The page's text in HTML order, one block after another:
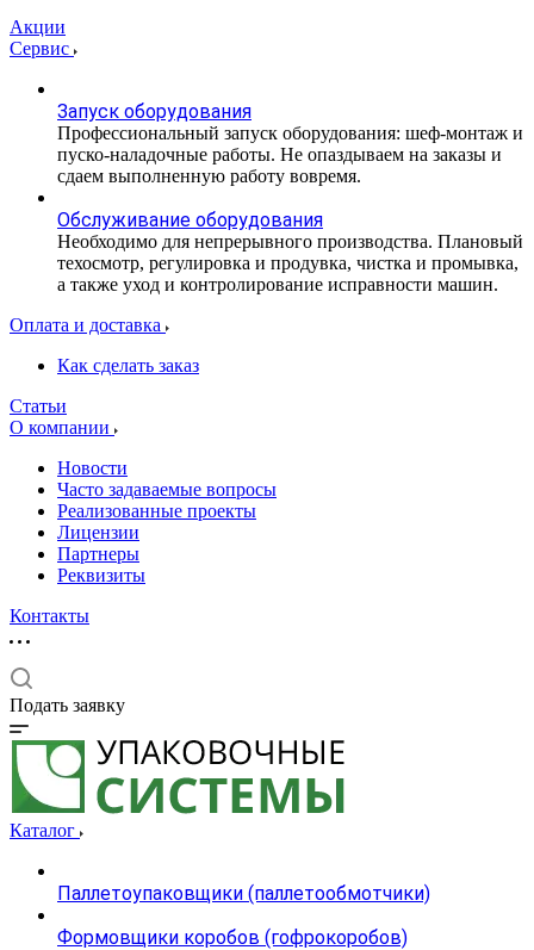
Акции
Сервис
Запуск оборудования
Профессиональный запуск оборудования: шеф-монтаж и
пуско-наладочные работы. Не опаздываем на заказы и
сдаем выполненную работу вовремя.
Обслуживание оборудования
Необходимо для непрерывного производства. Плановый
техосмотр, регулировка и продувка, чистка и промывка,
а также уход и контролирование исправности машин.
Оплата и доставка
Как сделать заказ
Статьи
О компании
Новости
Часто задаваемые вопросы
Реализованные проекты
Лицензии
Партнеры
Реквизиты
Контакты
Подать заявку
Каталог
Паллетоупаковщики (паллетообмотчики)
Формовщики коробов (гофрокоробов)